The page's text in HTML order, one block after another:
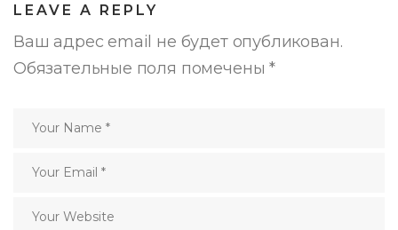
LEAVE A REPLY
Ваш адрес email не будет опубликован.
Обязательные поля помечены*